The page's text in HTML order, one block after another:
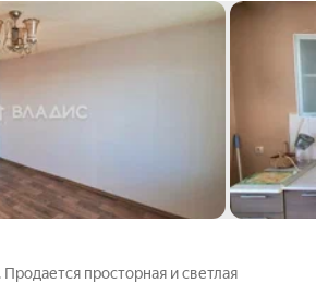
просторная и светлая